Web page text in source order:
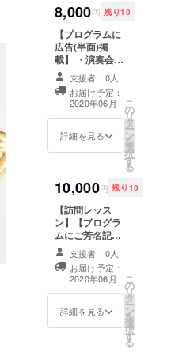
収まるように
カット等の編集
させて頂いた上
でのご提供とな
ります。 ・希望
者のみ、プログ
ラムにご芳名を
記載させて頂き
ます。 ※支援
にご希望のお名
前をご記入くだ
8,000円 残り10
【プログラムに
広告(半面)掲
載】 ・演奏会の
プログラムに広
告を掲載させて
頂きます。 ※A4
サイズのプログ
ラムの半面(A5
サイズ)になりま
ます。
支援者：0人
お届け予定：
2020年06月
詳細を見る
こ
の
リ
タ
ー
ン
を
選
択
す
る
10,000円 残り10
【訪問レッス
ン】【プログラ
ムにご芳名記
載】 ・メンバー
が訪問レッスン
にお伺い致しま
す。 ※レッスン
時にかかる会場
代及び松阪駅か
支援者：0人
お届け予定：
2020年06月
詳細を見る
こ
の
リ
タ
ー
ン
を
選
択
す
る